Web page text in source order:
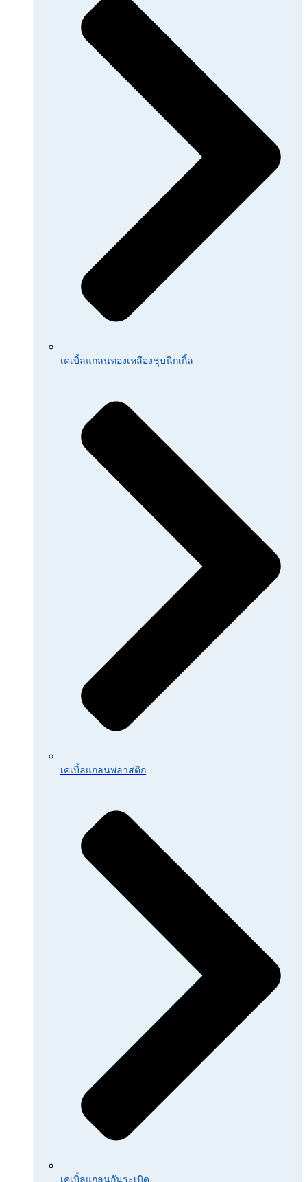
เคเบิ้ลแกลนทองเหลืองชุบนิกเกิ้ล
เคเบิ้ลแกลนพลาสติก
เคเบิ้ลแกลนกันระเบิด